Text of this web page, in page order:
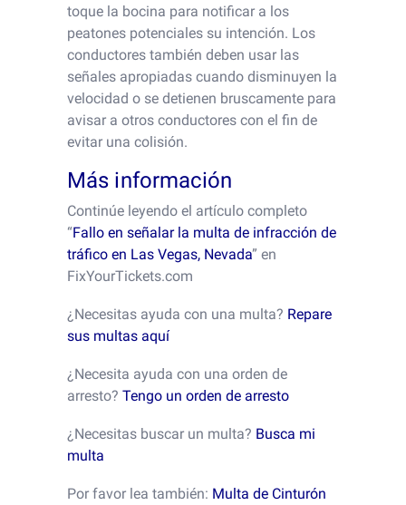
toque la bocina para notificar a los
peatones potenciales su intención. Los
conductores también deben usar las
señales apropiadas cuando disminuyen la
velocidad o se detienen bruscamente para
avisar a otros conductores con el fin de
evitar una colisión.
Más información
Continúe leyendo el artículo completo
“Fallo en señalar la multa de infracción de
tráfico en Las Vegas, Nevada” en
FixYourTickets.com
¿Necesitas ayuda con una multa? Repare
sus multas aquí
¿Necesita ayuda con una orden de
arresto? Tengo un orden de arresto
¿Necesitas buscar un multa? Busca mi
multa
Por favor lea también: Multa de Cinturón